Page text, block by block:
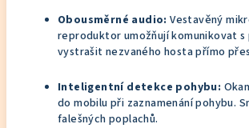
Obousměrné audio: Vestavěný
reproduktor umožňují komunikovat
vystrašit nezvaného hosta přímo
Inteligentní detekce pohybu:
do mobilu při zaznamenání pohybu.
falešných poplachů.